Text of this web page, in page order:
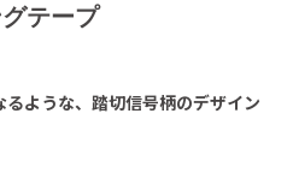
テープ
ような、踏切信号柄のデザイン